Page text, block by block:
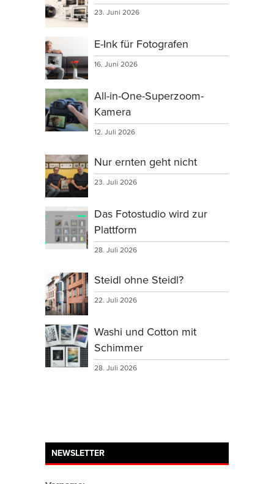
23. Juni 2026
E-Ink für Fotografen
16. Juni 2026
All-in-One-Superzoom-
Kamera
12. Juli 2026
Nur ernten geht nicht
23. Juli 2026
Das Fotostudio wird zur
Plattform
28. Juli 2026
Steidl ohne Steidl?
22. Juli 2026
Washi und Cotton mit
Schimmer
28. Juli 2026
NEWSLETTER